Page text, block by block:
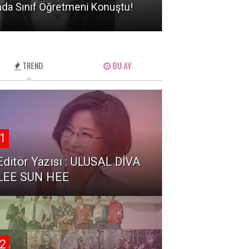
Sınıf Öğretmeni Konuştu!
TREND BU AY
1
Yazısı : ULUSAL DİVA
SUN HEE
2